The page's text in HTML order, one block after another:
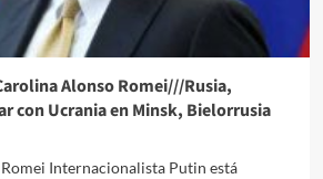
Alonso Romei///Rusia,
con Ucrania en Minsk, Bielorrusia
Internacionalista Putin está